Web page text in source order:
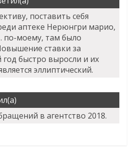
поставить себя
аптеке Нерюнгри марио,
по-моему, там было
ставки за
быстро выросли и их
эллиптический.
в агентство 2018.